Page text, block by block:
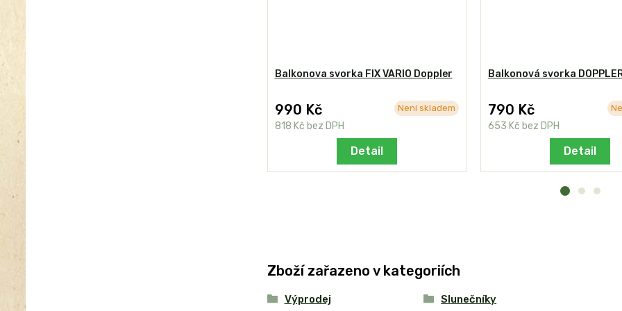
Balkonova svorka FIX VARIO Doppler
990 Kč
818 Kč bez DPH
Není skladem
Detail
Balkonová svorka
790 Kč
653 Kč bez DPH
Detail
Zboží zařazeno v kategoriích
Výprodej Slunečníky